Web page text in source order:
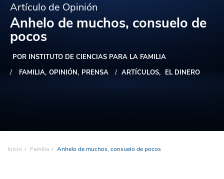
Artículo de Opinión
Anhelo de muchos, consuelo de
pocos
POR INSTITUTO DE CIENCIAS PARA LA FAMILIA
FAMILIA OPINIÓN PRENSA ARTÍCULOS EL DINERO
Inicio Familia Anhelo de muchos, consuelo de pocos